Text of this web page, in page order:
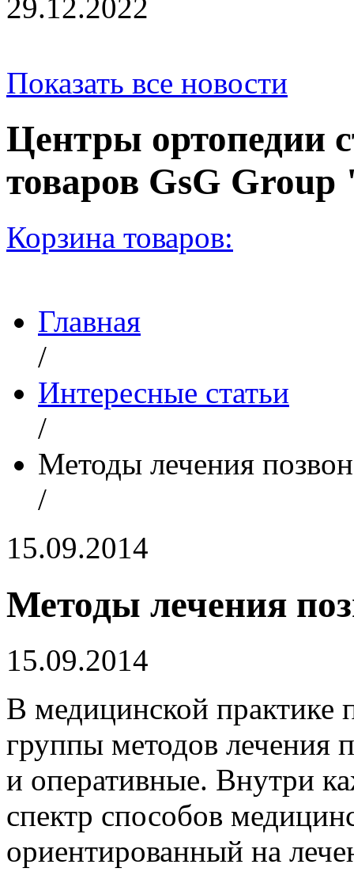
29.12.2022
Показать все новости
Центры ортопедии
товаров GsG
Корзина товаров:
Главная
/
Интересные статьи
/
Методы лечения
/
15.09.2014
Методы лечения
15.09.2014
В медицинской практике
группы методов лечения
и оперативные. Внутри
спектр способов
ориентированный на